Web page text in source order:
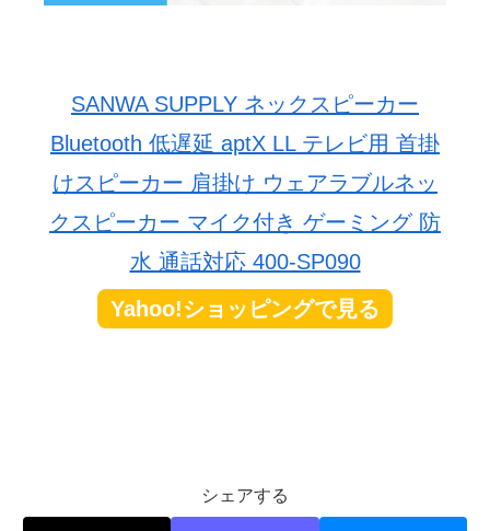
SANWA SUPPLY ネックスピーカー
Bluetooth 低遅延 aptX LL テレビ用 首掛
けスピーカー 肩掛け ウェアラブルネッ
クスピーカー マイク付き ゲーミング 防
水 通話対応 400-SP090
Yahoo!ショッピングで見る
シェアする